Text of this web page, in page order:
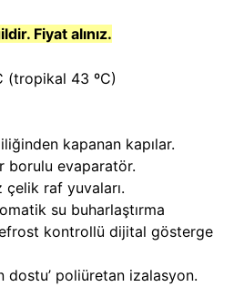
Fiyat alınız.
(tropikal 43 ºC)
kapanan kapılar.
borulu evaparatör.
çelik raf yuvaları.
su buharlaştırma
kontrollü dijital gösterge
dostu’ poliüretan izalasyon.